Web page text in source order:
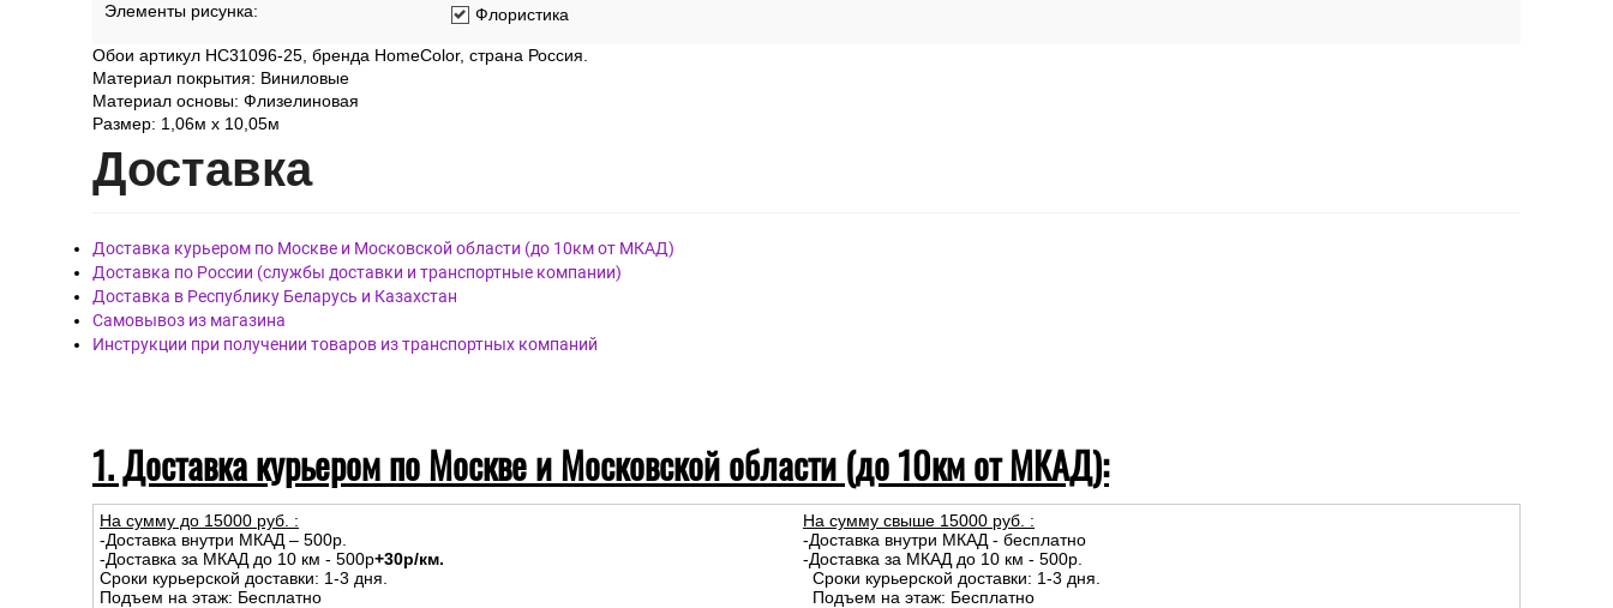
Элементы рисунка: Флористика
Обои артикул HC31096-25, бренда HomeColor, страна Россия.
Материал покрытия: Виниловые
Материал основы: Флизелиновая
Размер: 1,06м х 10,05м
Доставка
Доставка курьером по Москве и Московской области (до 10км от МКАД)
Доставка по России (службы доставки и транспортные компании)
Доставка в Республику Беларусь и Казахстан
Самовывоз из магазина
Инструкции при получении товаров из транспортных компаний
1. Доставка курьером по Москве и Московской области (до 10км от МКАД):
На сумму до 15000 руб. :
-Доставка внутри МКАД – 500р.
-Доставка за МКАД до 10 км - 500р+30р/км.
Сроки курьерской доставки: 1-3 дня.
Подъем на этаж: Бесплатно
На сумму свыше 15000 руб. :
-Доставка внутри МКАД - бесплатно
-Доставка за МКАД до 10 км - 500р.
Сроки курьерской доставки: 1-3 дня.
Подъем на этаж: Бесплатно